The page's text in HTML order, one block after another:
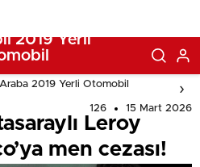
2019 Yerli Otomobil
126 15 Mart 2026
Leroy
men cezası!